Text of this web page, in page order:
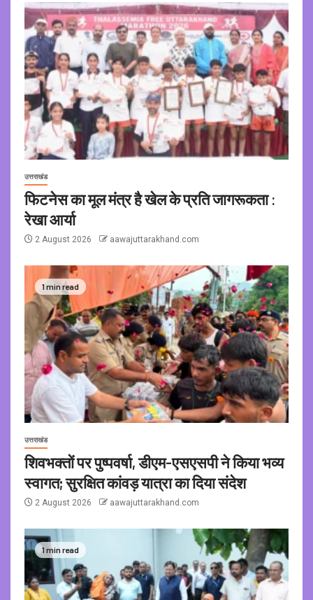
उत्तराखंड
फिटनेस का मूल मंत्र है खेल के प्रति जागरूकता :
रेखा आर्या
2 August 2026 aawajuttarakhand.com
1 min read
उत्तराखंड
शिवभक्तों पर पुष्पवर्षा, डीएम-एसएसपी ने किया भव्य
स्वागत; सुरक्षित कांवड़ यात्रा का दिया संदेश
2 August 2026 aawajuttarakhand.com
1 min read